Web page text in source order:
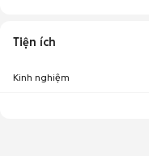
Tiện ích
Kinh nghiệm